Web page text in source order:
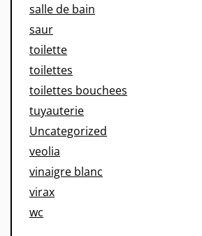
salle de bain
saur
toilette
toilettes
toilettes bouchees
tuyauterie
Uncategorized
veolia
vinaigre blanc
virax
wc